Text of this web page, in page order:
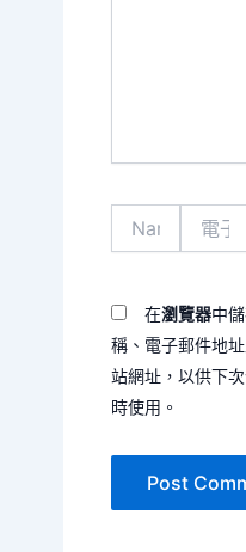
地
址
*
在瀏覽器中
稱、電子郵件地
站網址，以供下
時使用。